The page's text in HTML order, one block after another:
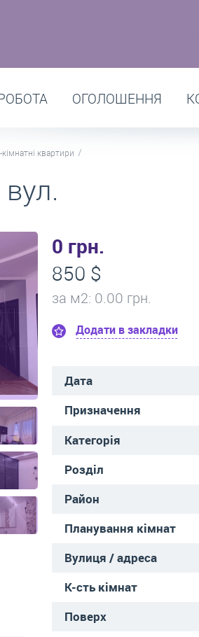
ОГОЛОШЕННЯ
кімнатні квартири
0 грн.
850 $
за м2: 0.00 грн.
Додати в закладки
Дата
Призначення
Категорія
Розділ
Район
Планування кімнат
Вулиця / адреса
К-сть кімнат
Поверх